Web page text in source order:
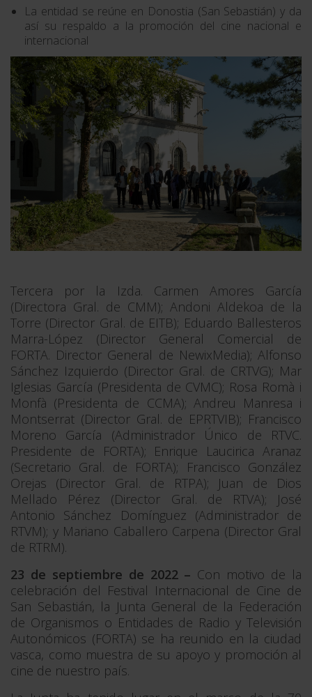
La entidad se reúne en Donostia (San Sebastián) y da
así su respaldo a la promoción del cine nacional e
internacional
Tercera por la Izda. Carmen Amores García
(Directora Gral. de CMM); Andoni Aldekoa de la
Torre (Director Gral. de EITB); Eduardo Ballesteros
Marra-López (Director General Comercial de
FORTA. Director General de NewixMedia); Alfonso
Sánchez Izquierdo (Director Gral. de CRTVG); Mar
Iglesias García (Presidenta de CVMC); Rosa Romà i
Monfà (Presidenta de CCMA); Andreu Manresa i
Montserrat (Director Gral. de EPRTVIB); Francisco
Moreno García (Administrador Único de RTVC.
Presidente de FORTA); Enrique Laucirica Aranaz
(Secretario Gral. de FORTA); Francisco González
Orejas (Director Gral. de RTPA); Juan de Dios
Mellado Pérez (Director Gral. de RTVA); José
Antonio Sánchez Domínguez (Administrador de
RTVM); y Mariano Caballero Carpena (Director Gral
de RTRM).
23 de septiembre de 2022 – Con motivo de la
celebración del Festival Internacional de Cine de
San Sebastián, la Junta General de la Federación
de Organismos o Entidades de Radio y Televisión
Autonómicos (FORTA) se ha reunido en la ciudad
vasca, como muestra de su apoyo y promoción al
cine de nuestro país.